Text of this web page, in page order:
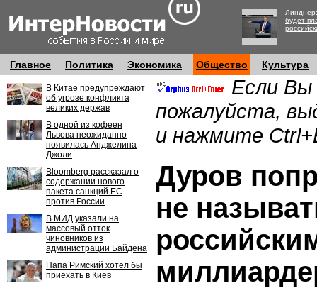
будет
Главное Политика Экономика Общество Культура
В Китае предупреждают
об угрозе конфликта
великих держав
В одной из кофеен
Львова неожиданно
появилась Анджелина
Джоли
Bloomberg рассказал о
содержании нового
пакета санкций ЕС
против России
В МИД указали на
массовый отток
чиновников из
администрации Байдена
Папа Римский хотел бы
приехать в Киев
Если Вы
пожалуйста,
и нажмите
Дуров
не